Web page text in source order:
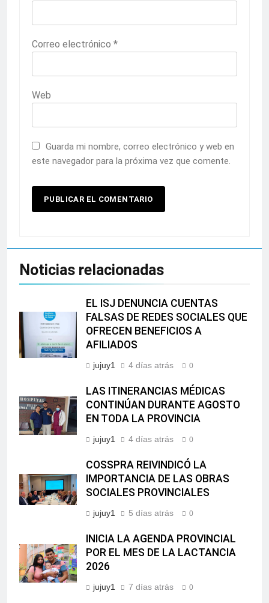
Correo electrónico *
Web
Guarda mi nombre, correo electrónico y web en
este navegador para la próxima vez que comente.
Noticias relacionadas
EL ISJ DENUNCIA CUENTAS
FALSAS DE REDES SOCIALES QUE
OFRECEN BENEFICIOS A
AFILIADOS
jujuy1 4 días atrás 0
LAS ITINERANCIAS MÉDICAS
CONTINÚAN DURANTE AGOSTO
EN TODA LA PROVINCIA
jujuy1 4 días atrás 0
COSSPRA REIVINDICÓ LA
IMPORTANCIA DE LAS OBRAS
SOCIALES PROVINCIALES
jujuy1 5 días atrás 0
INICIA LA AGENDA PROVINCIAL
POR EL MES DE LA LACTANCIA
2026
jujuy1 7 días atrás 0